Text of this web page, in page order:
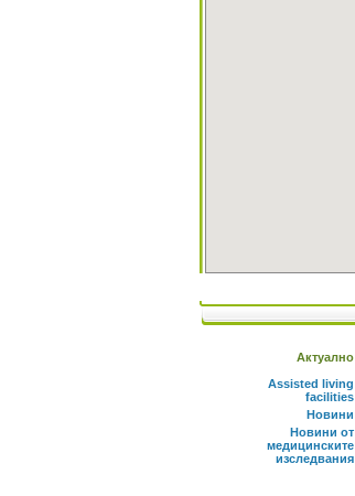
Актуално
Assisted living
facilities
Новини
Новини от
медицинските
изследвания